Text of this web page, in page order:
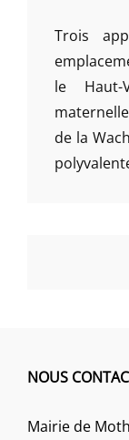
Trois
le
de la
NOUS
Mairie de